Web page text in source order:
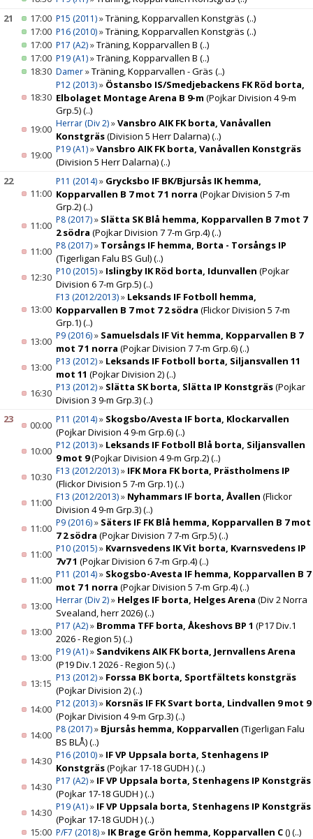
21
17:00 P15 (2011)»Träning, Kopparvallen Konstgräs (..)
17:00 P16 (2010)»Träning, Kopparvallen Konstgräs (..)
17:00 P17 (A2)»Träning, Kopparvallen B (..)
17:00 P19 (A1)»Träning, Kopparvallen B (..)
18:30 Damer»Träning, Kopparvallen - Gräs (..)
18:30
P12 (2013)» Östansbo IS/Smedjebackens FK Röd borta,
Elbolaget Montage Arena B 9-m (Pojkar Division 4 9-m
Grp.5)(..)
19:00 Herrar (Div 2)»Vansbro AIK FK borta, Vanåvallen
Konstgräs(Division 5 Herr Dalarna)(..)
19:00 P19 (A1)»Vansbro AIK FK borta, Vanåvallen Konstgräs
(Division 5 Herr Dalarna)(..)
22
11:00
P11 (2014)» Grycksbo IF BK/Bjursås IK hemma,
Kopparvallen B 7 mot 7 1 norra (Pojkar Division 5 7-m
Grp.2)(..)
11:00 P8 (2017)» Slätta SK Blå hemma, Kopparvallen B 7 mot 7
2 södra (Pojkar Division 7 7-m Grp.4)(..)
11:00 P8 (2017)» Torsångs IF hemma, Borta - Torsångs IP
(Tigerligan Falu BS Gul)(..)
12:30 P10 (2015)» Islingby IK Röd borta, Idunvallen (Pojkar
Division 6 7-m Grp.5)(..)
13:00
F13 (2012/2013)» Leksands IF Fotboll hemma,
Kopparvallen B 7 mot 7 2 södra (Flickor Division 5 7-m
Grp.1)(..)
13:00 P9 (2016)» Samuelsdals IF Vit hemma, Kopparvallen B 7
mot 7 1 norra (Pojkar Division 7 7-m Grp.6)(..)
13:00 P13 (2012)» Leksands IF Fotboll borta, Siljansvallen 11
mot 11 (Pojkar Division 2)(..)
16:30 P13 (2012)» Slätta SK borta, Slätta IP Konstgräs(Pojkar
Division 3 9-m Grp.3)(..)
23
00:00 P11 (2014)» Skogsbo/Avesta IF borta, Klockarvallen
(Pojkar Division 4 9-m Grp.6)(..)
10:00 P12 (2013)» Leksands IF Fotboll Blå borta, Siljansvallen
9 mot 9(Pojkar Division 4 9-m Grp.2)(..)
10:30 F13 (2012/2013)» IFK Mora FK borta, Prästholmens IP
(Flickor Division 5 7-m Grp.1)(..)
11:00 F13 (2012/2013)» Nyhammars IF borta, Åvallen (Flickor
Division 4 9-m Grp.3)(..)
11:00 P9 (2016)» Säters IF FK Blå hemma, Kopparvallen B 7 mot
7 2 södra (Pojkar Division 7 7-m Grp.5)(..)
11:00 P10 (2015)» Kvarnsvedens IK Vit borta, Kvarnsvedens IP
7v7 1 (Pojkar Division 6 7-m Grp.4)(..)
11:00 P11 (2014)» Skogsbo-Avesta IF hemma, Kopparvallen B 7
mot 7 1 norra (Pojkar Division 5 7-m Grp.4)(..)
13:00 Herrar (Div 2)» Helges IF borta, Helges Arena (Div 2 Norra
Svealand, herr 2026)(..)
13:00 P17 (A2)» Bromma TFF borta, Åkeshovs BP 1 (P17 Div.1
2026 - Region 5)(..)
13:00 P19 (A1)» Sandvikens AIK FK borta, Jernvallens Arena
(P19 Div.1 2026 - Region 5)(..)
13:15 P13 (2012)» Forssa BK borta, Sportfältets konstgräs
(Pojkar Division 2)(..)
14:00 P12 (2013)» Korsnäs IF FK Svart borta, Lindvallen 9 mot 9
(Pojkar Division 4 9-m Grp.3)(..)
14:00 P8 (2017)» Bjursås hemma, Kopparvallen (Tigerligan Falu
BS BLÅ)(..)
14:30 P16 (2010)» IF VP Uppsala borta, Stenhagens IP
Konstgräs(Pojkar 17-18 GUDH )(..)
14:30 P17 (A2)» IF VP Uppsala borta, Stenhagens IP Konstgräs
(Pojkar 17-18 GUDH )(..)
14:30 P19 (A1)» IF VP Uppsala borta, Stenhagens IP Konstgräs
(Pojkar 17-18 GUDH )(..)
15:00 P/F7 (2018)» IK Brage Grön hemma, Kopparvallen C()(..)